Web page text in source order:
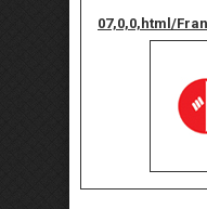
07,0,0,html/